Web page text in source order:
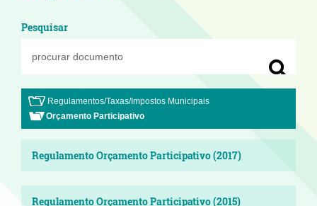
Pesquisar
Regulamentos/Taxas/Impostos Municipais
Orçamento Participativo
Regulamento Orçamento Participativo (2017)
Regulamento Orçamento Participativo (2015)